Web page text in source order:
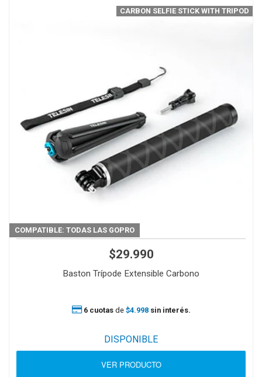
COMPATIBLE: TODAS LAS GOPRO
$29.990
Baston Trípode Extensible Carbono
CARBON SELFIE STICK WITH TRIPOD
6 cuotasde $4.998 sin interés.
DISPONIBLE
VER PRODUCTO